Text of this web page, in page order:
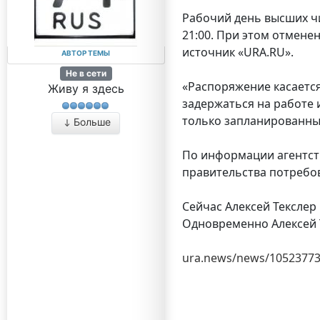
АВТОР ТЕМЫ
Не в сети
Живу я здесь
Больше
Рабочий день высших
21:00. При этом
источник «URA.RU».
«Распоряжение
задержаться на работе
только
По информации
правительства
Сейчас Алексей
Одновременно Алексей
ura.news/news/